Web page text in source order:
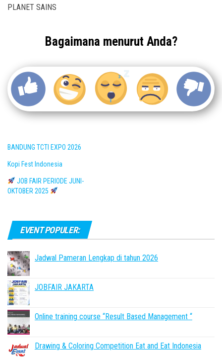
PLANET SAINS
Bagaimana menurut Anda?
BANDUNG TCTI EXPO 2026
Kopi Fest Indonesia
JOB FAIR PERIODE JUNI-
OKTOBER 2025
EVENT POPULER:
Jadwal Pameran Lengkap di tahun 2026
JOBFAIR JAKARTA
Online training course “Result Based Management “
Drawing & Coloring Competition Eat and Eat Indonesia